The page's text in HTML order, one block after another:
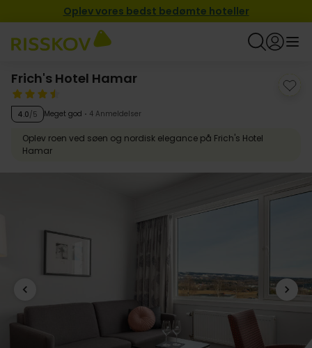
Oplev vores bedst bedømte hoteller
Frich's Hotel Hamar
4.0/5 Meget god 4 Anmeldelser
Oplev roen ved søen og nordisk elegance på Frich's Hotel
Hamar